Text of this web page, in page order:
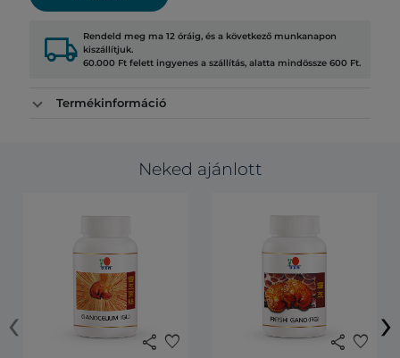
local_shipping Rendeld meg ma 12 óráig, és a következő munkanapon
kiszállítjuk.
60.000 Ft felett ingyenes a szállítás, alatta mindössze 600 Ft.
Termékinformáció
Neked ajánlott
share favorite share favorite
‹ ›